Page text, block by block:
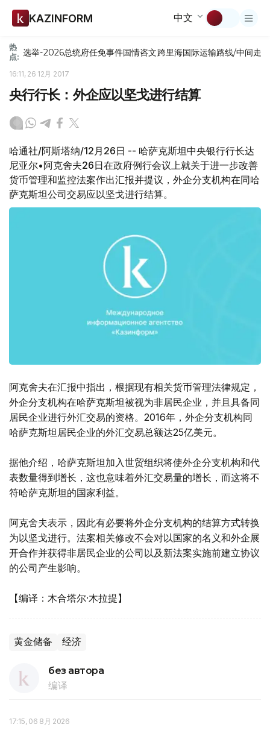
KAZINFORM 中文
热
点: 选举-2026总统府任免事件国情咨文跨里海国际运输路线/中间走廊
16:11, 26 12月 2017
央行行长：外企应以坚戈进行结算
哈通社/阿斯塔纳/12月26日 -- 哈萨克斯坦中央银行行长达
尼亚尔•阿克舍夫26日在政府例行会议上就关于进一步改善
货币管理和监控法案作出汇报并提议，外企分支机构在同哈
萨克斯坦公司交易应以坚戈进行结算。
阿克舍夫在汇报中指出，根据现有相关货币管理法律规定，
外企分支机构在哈萨克斯坦被视为非居民企业，并且具备同
居民企业进行外汇交易的资格。2016年，外企分支机构同
哈萨克斯坦居民企业的外汇交易总额达25亿美元。
据他介绍，哈萨克斯坦加入世贸组织将使外企分支机构和代
表数量得到增长，这也意味着外汇交易量的增长，而这将不
符哈萨克斯坦的国家利益。
阿克舍夫表示，因此有必要将外企分支机构的结算方式转换
为以坚戈进行。法案相关修改不会对以国家的名义和外企展
开合作并获得非居民企业的公司以及新法案实施前建立协议
的公司产生影响。
【编译：木合塔尔·木拉提】
黄金储备 经济
без автора
编译
17:15, 06 8月 2026